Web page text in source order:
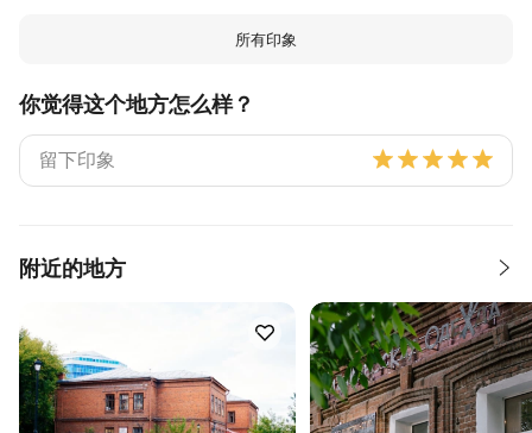
所有印象
你觉得这个地方怎么样？
附近的地方